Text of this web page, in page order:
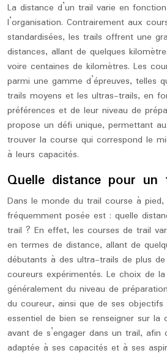
La distance d’un trail varie en
l’organisation. Contrairement aux
standardisées, les trails offrent une
distances, allant de quelques
voire centaines de kilomètres. Les
parmi une gamme d’épreuves, telles
trails moyens et les ultras-trails, en
préférences et de leur niveau de
propose un défi unique, permettant
trouver la course qui correspond le
à leurs capacités.
Quelle distance pour un
Dans le monde du trail course à pied,
fréquemment posée est : quelle
trail ? En effet, les courses de trail
en termes de distance, allant de
débutants à des ultra-trails de plus
coureurs expérimentés. Le choix de
généralement du niveau de
du coureur, ainsi que de ses objectifs
essentiel de bien se renseigner sur la
avant de s’engager dans un trail,
adaptée à ses capacités et à ses